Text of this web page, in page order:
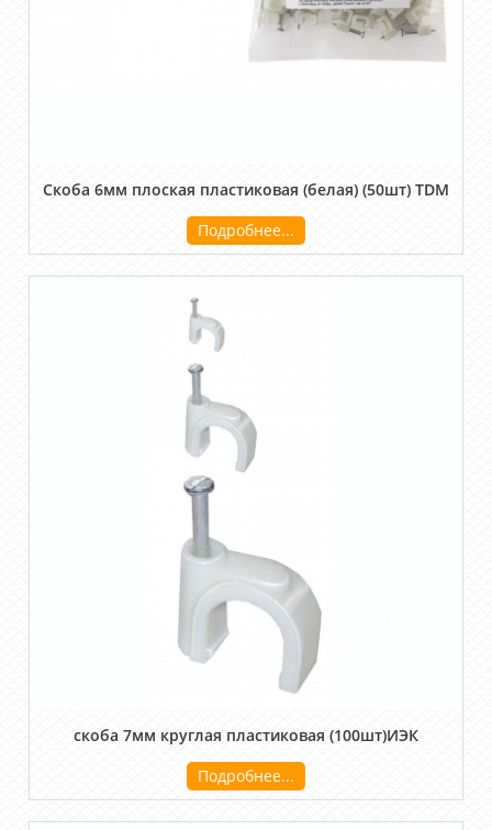
Скоба 6мм плоская пластиковая (белая) (50шт) TDM
Подробнее...
скоба 7мм круглая пластиковая (100шт)ИЭК
Подробнее...